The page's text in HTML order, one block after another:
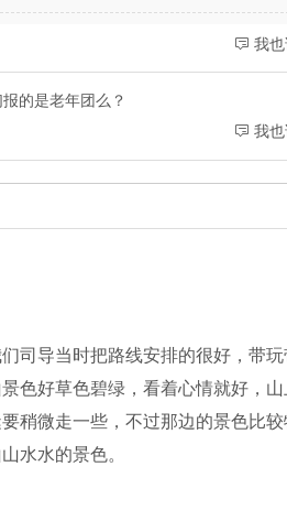
 我也
的是老年团么？
 我也
司导当时把路线安排的很好，带
色好草色碧绿，看着心情就好，
稍微走一些，不过那边的景色比较
水水的景色。